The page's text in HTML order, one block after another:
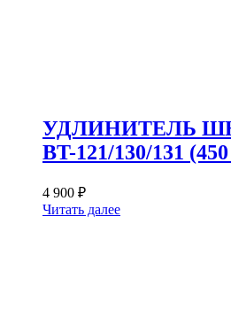
УДЛИНИТЕЛЬ
BT-121/130/131
4 900 ₽
Читать далее